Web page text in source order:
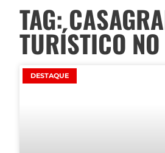
TAG:
TURÍSTICO
DESTAQUE